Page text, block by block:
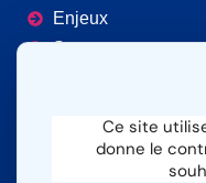
Ce site
donne le
Enjeux
Secteurs
Contacter